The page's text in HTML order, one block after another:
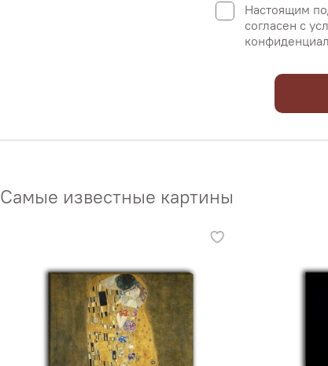
Настоящим
согласен с
Самые известные картины